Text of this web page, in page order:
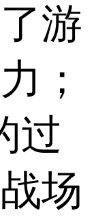
游
；
过
场